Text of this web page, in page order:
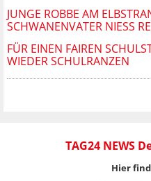
JUNGE ROBBE AM
SCHWANENVATER NIESS
FÜR EINEN FAIREN
WIEDER SCHULRANZEN
TAG24 NEWS
Hier